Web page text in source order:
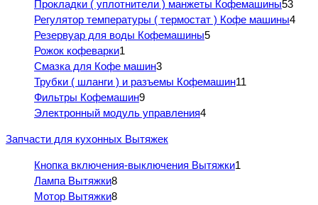
Прокладки ( уплотнители ) манжеты Кофемашины53
Регулятор температуры ( термостат ) Кофе машины4
Резервуар для воды Кофемашины5
Рожок кофеварки1
Смазка для Кофе машин3
Трубки ( шланги ) и разъемы Кофемашин11
Фильтры Кофемашин9
Электронный модуль управления4
Запчасти для кухонных Вытяжек
Кнопка включения-выключения Вытяжки1
Лампа Вытяжки8
Мотор Вытяжки8